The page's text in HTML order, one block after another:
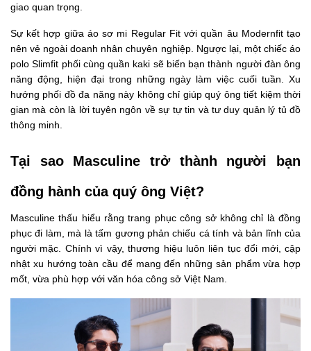
giao quan trọng.
Sự kết hợp giữa áo sơ mi Regular Fit với quần âu Modernfit tạo
nên vẻ ngoài doanh nhân chuyên nghiệp. Ngược lại, một chiếc áo
polo Slimfit phối cùng quần kaki sẽ biến bạn thành người đàn ông
năng động, hiện đại trong những ngày làm việc cuối tuần. Xu
hướng phối đồ đa năng này không chỉ giúp quý ông tiết kiệm thời
gian mà còn là lời tuyên ngôn về sự tự tin và tư duy quản lý tủ đồ
thông minh.
Tại sao Masculine trở thành người bạn
đồng hành của quý ông Việt?
Masculine thấu hiểu rằng trang phục công sở không chỉ là đồng
phục đi làm, mà là tấm gương phản chiếu cá tính và bản lĩnh của
người mặc. Chính vì vậy, thương hiệu luôn liên tục đổi mới, cập
nhật xu hướng toàn cầu để mang đến những sản phẩm vừa hợp
mốt, vừa phù hợp với văn hóa công sở Việt Nam.